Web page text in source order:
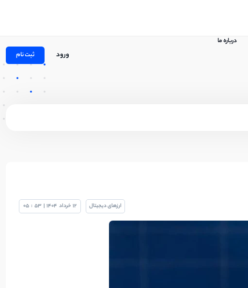
درباره ما
ورود ثبت نام
ارزهای دیجیتال 12 خرداد 1404
|
53
:
05